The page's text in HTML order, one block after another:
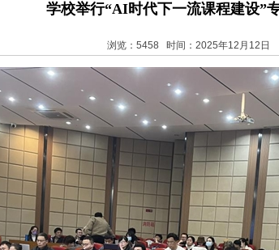
学校举行“AI时代下一流课程建设”
浏览：5458 时间：2025年12月12日